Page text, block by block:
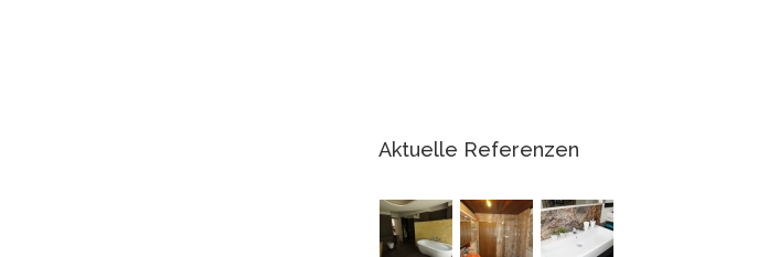
Aktuelle Referenzen